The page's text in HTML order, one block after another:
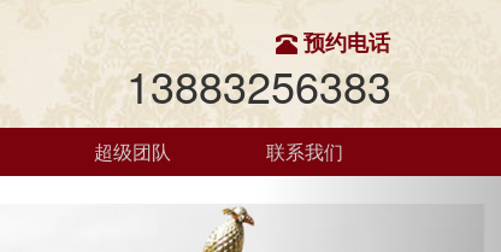
预约电话
13883256383
超级团队 联系我们